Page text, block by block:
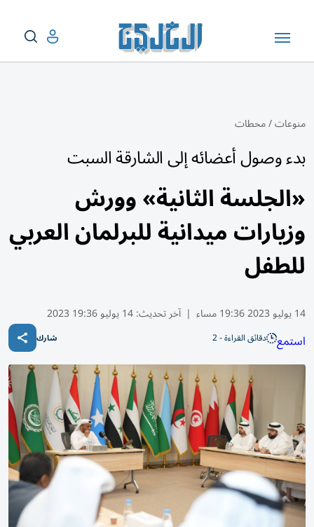
منوعات/محطات
بدء وصول أعضائه إلى الشارقة السبت
«الجلسة الثانية» وورش
وزيارات ميدانية للبرلمان العربي
للطفل
14 يوليو 2023 19:36 مساء | آخر تحديث:14 يوليو 19:36 2023
استمع دقائق القراءة - 2 شارك